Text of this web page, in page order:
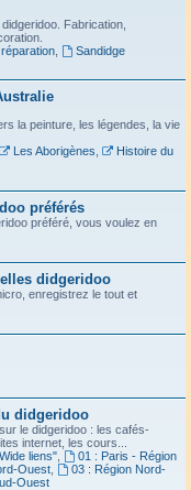
Fabrication,
,
Sandidge
la peinture, les légendes, la vie
Les Aborigènes
Histoire du
préférés
préféré, vous voulez en
didgeridoo
enregistrez le tout et
didgeridoo
le didgeridoo : les cafés-
internet, les cours...
liens",
01 : Paris - Région
Ouest,
03 : Région Nord-
Ouest